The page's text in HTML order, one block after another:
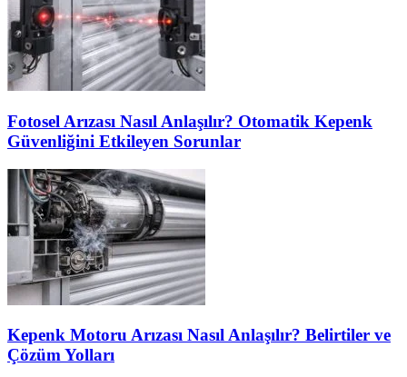
Fotosel Arızası Nasıl Anlaşılır? Otomatik Kepenk
Güvenliğini Etkileyen Sorunlar
Kepenk Motoru Arızası Nasıl Anlaşılır? Belirtiler ve
Çözüm Yolları